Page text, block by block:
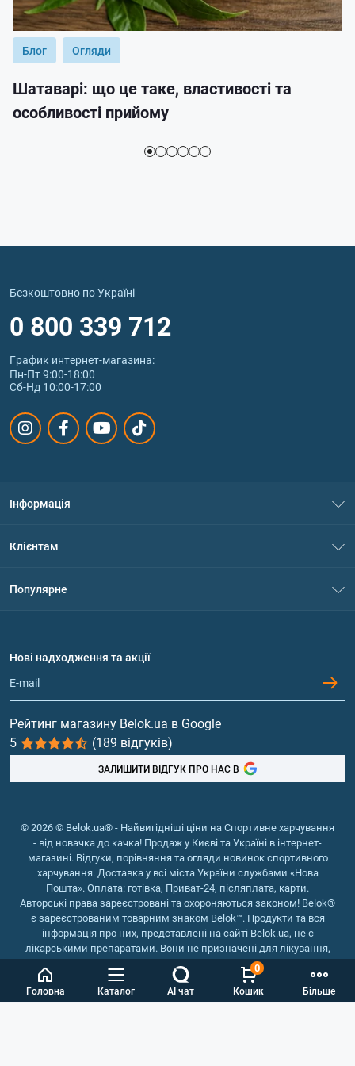
Головна Каталог AI чат Кошик
0
Більше
Блог Огляди
Шатаварі: що це таке, властивості та
особливості прийому
Безкоштовно по Україні
0 800 339 712
График интернет‑магазина:
Пн-Пт 9:00-18:00
Сб-Нд 10:00-17:00
Інформація
Політика конфіденційності
Обмін та повернення
Клієнтам
Популярне
Протеїн
Гейнери
Вітаміни та мінерали
Риб'ячий жир, жирні кислоти
Нові надходження та акції
Рейтинг магазину Belok.ua в Google
5
(189 відгуків)
ЗАЛИШИТИ ВІДГУК ПРО НАС В
© 2026 © Belok.ua® - Найвигідніші ціни на Спортивне харчування
- від новачка до качка! Продаж у Києві та Україні в інтернет-
магазині. Відгуки, порівняння та огляди новинок спортивного
харчування. Доставка у всі міста України службами «Нова
Пошта». Оплата: готівка, Приват-24, післяплата, карти.
Авторські права зареєстровані та охороняються законом! Belok®
є зареєстрованим товарним знаком Belok™. Продукти та вся
інформація про них, представлені на сайті Belok.ua, не є
лікарськими препаратами. Вони не призначені для лікування,
зняття симптомів та запобігання хворобам.
Інтернет магазин Belok.ua
Інтернет магазин спортивного
харчування